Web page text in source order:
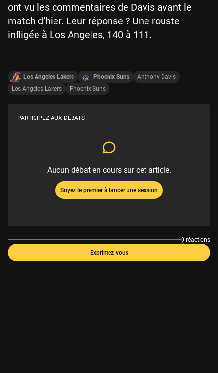
ont vu les commentaires de Davis avant le
match d’hier. Leur réponse ? Une rouste
infligée à Los Angeles, 140 à 111.
Los Angeles Lakers Phoenix Suns
Anthony Davis
Los Angeles Lakers
Phoenix Suns
PARTICIPEZ AUX DÉBATS !
Aucun débat en cours sur cet article.
Soyez le premier à lancer une session
0 réactions
Exprimez-vous